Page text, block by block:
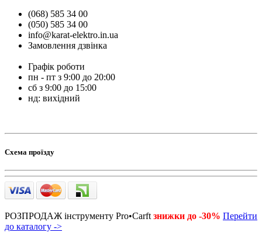
(068) 585 34 00
(050) 585 34 00
info@karat-elektro.in.ua
Замовлення дзвінка
Графік роботи
пн - пт з 9:00 до 20:00
сб з 9:00 до 15:00
нд: вихідний
Схема проїзду
РОЗПРОДАЖ інструменту Pro•Carft знижки до -30% Перейти
до каталогу ->